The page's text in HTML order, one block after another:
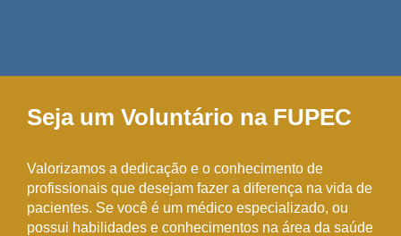
Seja um Voluntário na FUPEC
Valorizamos a dedicação e o conhecimento de
profissionais que desejam fazer a diferença na vida de
pacientes. Se você é um médico especializado, ou
possui habilidades e conhecimentos na área da saúde